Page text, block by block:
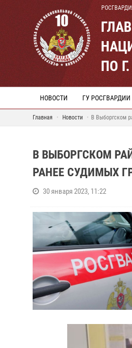
ПО
НОВОСТИ ГУ РОСГВАРДИИ
Главная Новости В Выборгском
В ВЫБОРГСКОМ
РАНЕЕ СУДИМЫХ
30 января 2023, 11:22